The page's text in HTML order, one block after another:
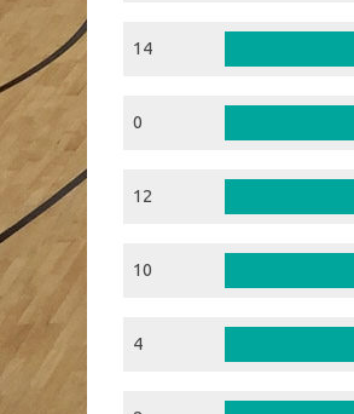
14
0
12
10
4